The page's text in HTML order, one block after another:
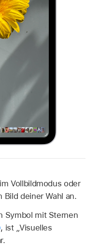
Vollbildmodus oder
Bild deiner Wahl an.
Symbol mit Sternen
, ist „Visuelles